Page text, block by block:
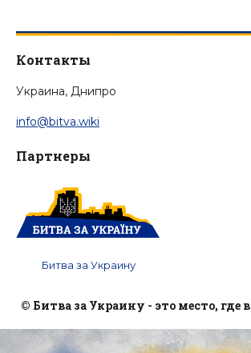
Контакты
Украина, Днипро
info@bitva.wiki
Партнеры
Битва за Украину
© Битва за Украину - это место, где